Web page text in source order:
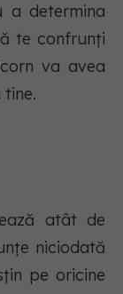
a determina
te confrunți
va avea
atât de
niciodată
pe oricine